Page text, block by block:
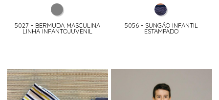
5027 - BERMUDA MASCULINA
LINHA INFANTOJUVENIL
5056 - SUNGÃO INFANTIL
ESTAMPADO